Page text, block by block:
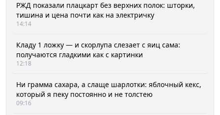
РЖД показали плацкарт без верхних полок: шторки,
тишина и цена почти как на электричку
14:14
Кладу 1 ложку — и скорлупа слезает с яиц сама:
получаются гладкими как с картинки
12:18
Ни грамма сахара, а слаще шарлотки: яблочный кекс,
который я пеку постоянно и не толстею
09:16